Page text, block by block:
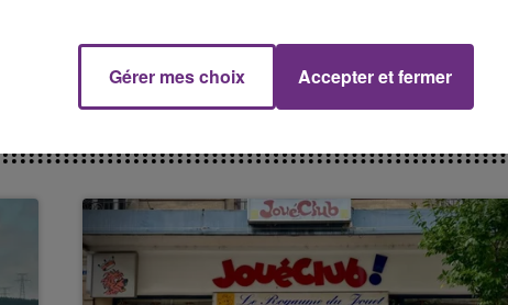
LE BEST OF DE LA FAMILLE
Gérer mes choix Accepter et fermer